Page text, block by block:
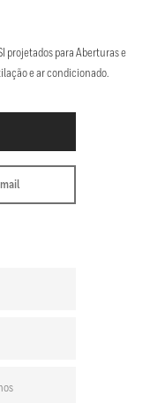
projetados para Aberturas e
e ar condicionado.